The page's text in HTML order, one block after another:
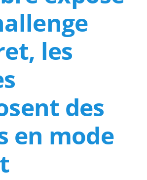
les
des
en mode